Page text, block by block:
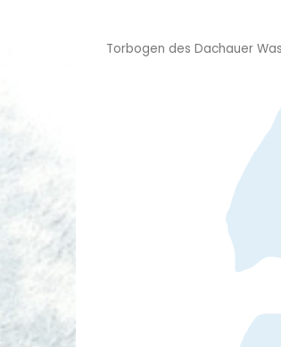
Torbogen des Dachauer